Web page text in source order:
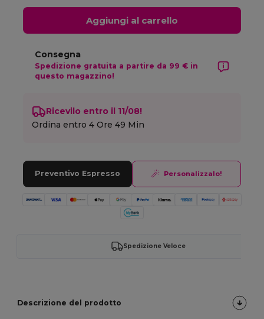
Aggiungi al carrello
Consegna
Spedizione gratuita a partire da 99 € in
questo magazzino!
Ricevilo entro il 11/08!
Ordina entro4 Ore 49 Min
Preventivo Espresso Personalizzalo!
Spedizione Veloce
Descrizione del prodotto